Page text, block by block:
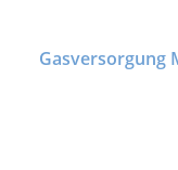
Gasversorgung